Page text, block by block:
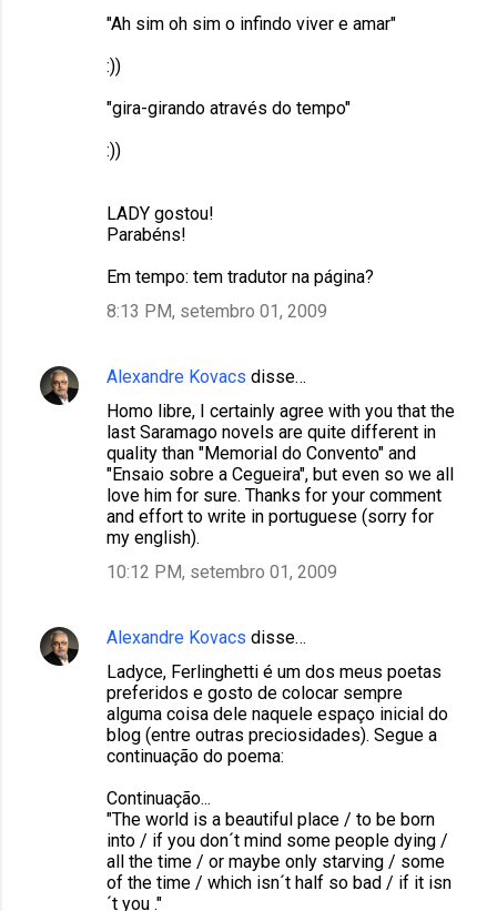
"Ah sim oh sim o infindo viver e amar"
:))
"gira-girando através do tempo"
:))
LADY gostou!
Parabéns!
Em tempo: tem tradutor na página?
8:13 PM, setembro 01, 2009
Alexandre Kovacs disse…
Homo libre, I certainly agree with you that the
last Saramago novels are quite different in
quality than "Memorial do Convento" and
"Ensaio sobre a Cegueira", but even so we all
love him for sure. Thanks for your comment
and effort to write in portuguese (sorry for
my english).
10:12 PM, setembro 01, 2009
Alexandre Kovacs disse…
Ladyce, Ferlinghetti é um dos meus poetas
preferidos e gosto de colocar sempre
alguma coisa dele naquele espaço inicial do
blog (entre outras preciosidades). Segue a
continuação do poema:
Continuação...
"The world is a beautiful place / to be born
into / if you don´t mind some people dying /
all the time / or maybe only starving / some
of the time / which isn´t half so bad / if it isn
´t you ."